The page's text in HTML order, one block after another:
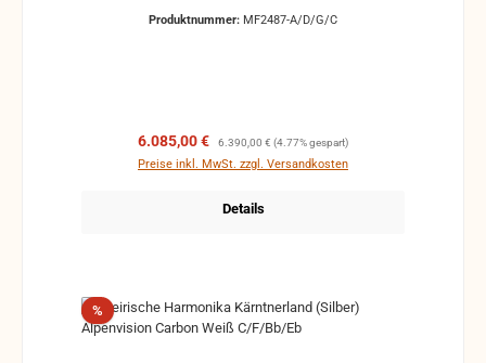
Beschläge. Gut in das Gesamtbild fügen sich die
Produktnummer: MF2487-A/D/G/C
Verkaufspreis:
6.085,00 € Regulärer Preis:
6.390,00 € (4.77% gespart)
Preise inkl. MwSt. zzgl. Versandkosten
Details
%Rabatt